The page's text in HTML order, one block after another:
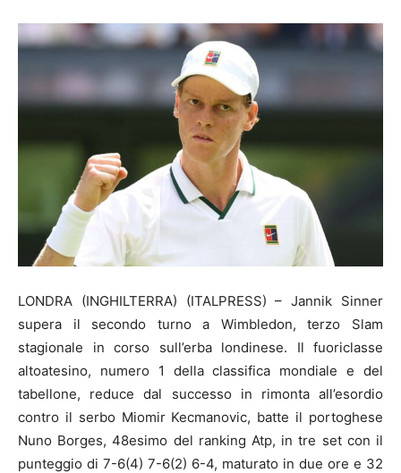
LONDRA (INGHILTERRA) (ITALPRESS) – Jannik Sinner
supera il secondo turno a Wimbledon, terzo Slam
stagionale in corso sull’erba londinese. Il fuoriclasse
altoatesino, numero 1 della classifica mondiale e del
tabellone, reduce dal successo in rimonta all’esordio
contro il serbo Miomir Kecmanovic, batte il portoghese
Nuno Borges, 48esimo del ranking Atp, in tre set con il
punteggio di 7-6(4) 7-6(2) 6-4, maturato in due ore e 32